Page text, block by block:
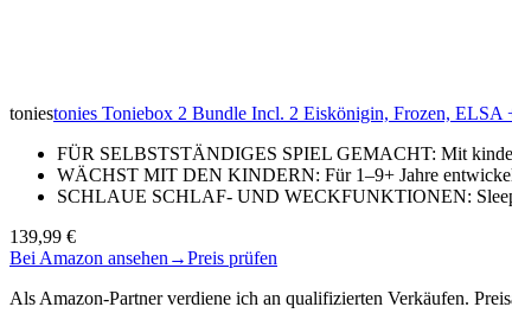
toniestonies Toniebox 2 Bundle Incl. 2 Eiskönigin, Frozen,
FÜR SELBSTSTÄNDIGES SPIEL GEMACHT: Mit
WÄCHST MIT DEN KINDERN: Für 1–9+ Jahre
SCHLAUE SCHLAF- UND WECKFUNKTIONEN:
139,99 €
Bei Amazon ansehen →Preis prüfen
Als Amazon-Partner verdiene ich an qualifizierten Verkäufen.